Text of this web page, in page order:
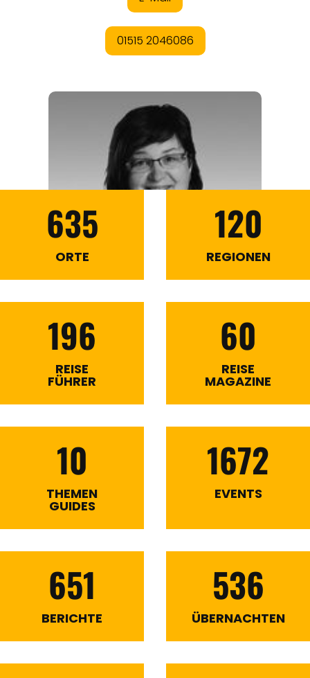
635
ORTE
120
REGIONEN
196
REISE
FÜHRER
60
REISE
MAGAZINE
10
THEMEN
GUIDES
1672
EVENTS
651
BERICHTE
536
ÜBERNACHTEN